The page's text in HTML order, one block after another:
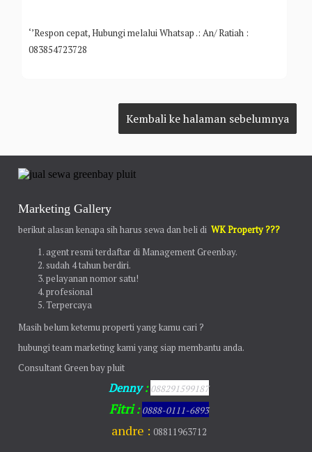
‘’Respon cepat, Hubungi melalui Whatsap .: An/ Ratiah :
083854723728
Marketing Gallery
berikut alasan kenapa sih harus sewa dan beli diWK Property ???
agent resmi terdaftar di Management Greenbay.
sudah 4 tahun berdiri.
pelayanan nomor satu!
profesional
Terpercaya
Masih belum ketemu properti yang kamu cari ?
hubungi team marketing kami yang siap membantu anda.
Consultant Green bay pluit
Denny:088291599187
Fitri:0888-0111-6893
andre : 08811963712